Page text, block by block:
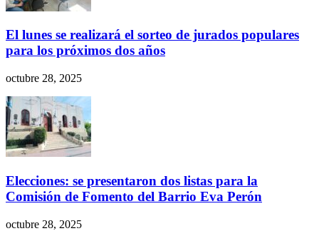
El lunes se realizará el sorteo de jurados populares
para los próximos dos años
octubre 28, 2025
Elecciones: se presentaron dos listas para la
Comisión de Fomento del Barrio Eva Perón
octubre 28, 2025